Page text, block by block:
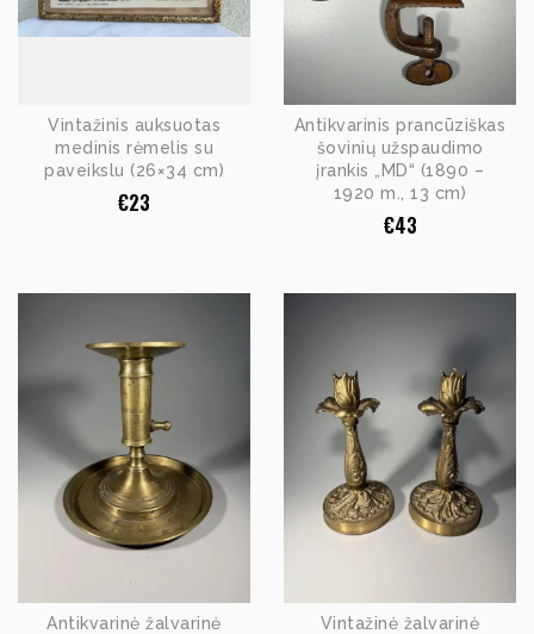
Vintažinis auksuotas
medinis rėmelis su
paveikslu (26×34 cm)
€23
Antikvarinis prancūziškas
šovinių užspaudimo
įrankis „MD“ (1890 –
1920 m., 13 cm)
€43
Antikvarinė žalvarinė
Vintažinė žalvarinė